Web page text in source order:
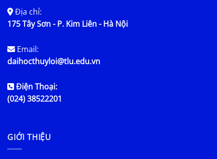
Địa chỉ:
175 Tây Sơn - P. Kim Liên - Hà Nội
Email:
daihocthuyloi@tlu.edu.vn
Điện Thoại:
(024) 38522201
GIỚI THIỆU